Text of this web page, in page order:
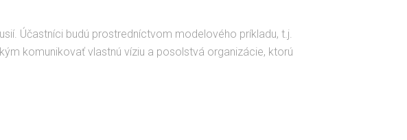
Účastníci budú prostredníctvom modelového príkladu, t.j.
komunikovať vlastnú víziu a posolstvá organizácie, ktorú